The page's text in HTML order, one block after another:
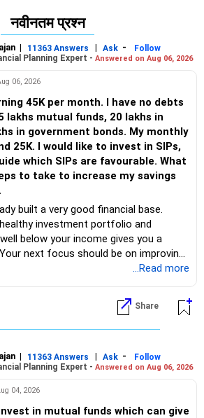
वार प्लेसमेंट रिकॉर्ड को जोड़ते हैं। मान्यता
सुनिश्चित करती है; संकाय विशेषज्ञता कठोर
है; आधुनिक अवसंरचना (लैब, मेकरस्पेस) व्यावहारिक
दरें निरंतर भर्तीकर्ता के आत्मविश्वास को
रैंक और राज्य कोटा को देखते हुए, आईआईटी
के लिए ठीक है) की संस्तुति है, इसकी मजबूत
और विश्वसनीय 81.5% प्लेसमेंट के लिए
इलेक्ट्रॉनिक्स एक्सपोजर और ~81%
गोवा/हैदराबाद ईसीई चुनें। बाजार-उन्मुख
उसी क्रम में सीओईपी पुणे सीएसई, वीजेटीआई
बेंगलुरु सीएसई पर विचार करें, उनके 85-90%
लैब का लाभ उठाएं। प्रवेश और समृद्ध भविष्य के
नवीनतम प्रश्न
| 11363 Answers | Ask -
Follow
Planning Expert - Answered on Aug 06, 2026
06, 2026
45K per month. I have no debts
lakhs mutual funds, 20 lakhs in
in government bonds. My monthly
25K. I would like to invest in SIPs,
which SIPs are favourable. What
to take to increase my savings
built a very good financial base.
investment portfolio and
below your income gives you a
next focus should be on improving
disciplined SIPs and regular
lakhs provide long-term growth.
lakhs can create wealth if the
...Read more
Share
| 11363 Answers | Ask -
Follow
Planning Expert - Answered on Aug 06, 2026
04, 2026
in mutual funds which can give